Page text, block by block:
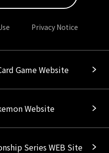
Privacy Notice
Game Website
Website
Series WEB Site